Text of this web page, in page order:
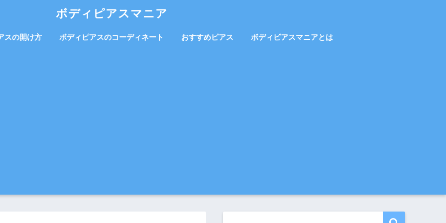
ボディピアスマニア
スの開け方 ボディピアスのコーディネート おすすめピアス ボディピアスマニアとは